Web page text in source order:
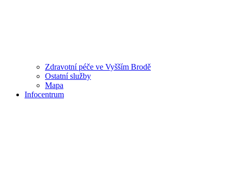
Zdravotní péče ve Vyšším Brodě
Ostatní služby
Mapa
Infocentrum